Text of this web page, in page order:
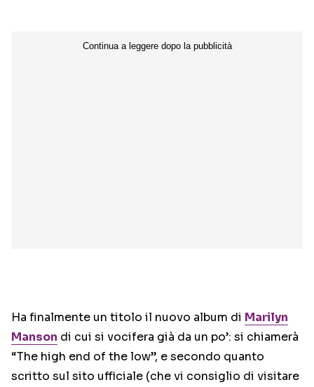
Ha finalmente un titolo il nuovo album di Marilyn
Manson di cui si vocifera già da un po’: si chiamerà
“The high end of the low”, e secondo quanto
scritto sul sito ufficiale (che vi consiglio di visitare